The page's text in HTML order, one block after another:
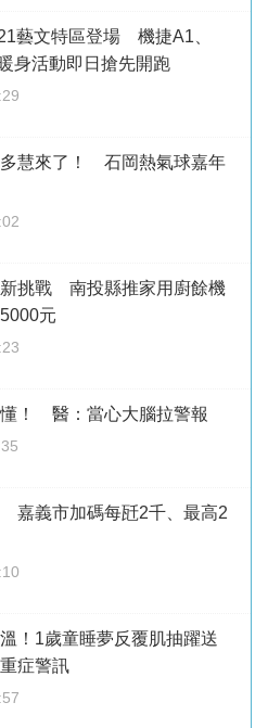
藝文特區登場 機捷A1、
身活動即日搶先開跑
慧來了！ 石岡熱氣球嘉年
挑戰 南投縣推家用廚餘機
5000元
！ 醫：當心大腦拉警報
嘉義市加碼每瓩2千、最高2
！1歲童睡夢反覆肌抽躍送
症警訊